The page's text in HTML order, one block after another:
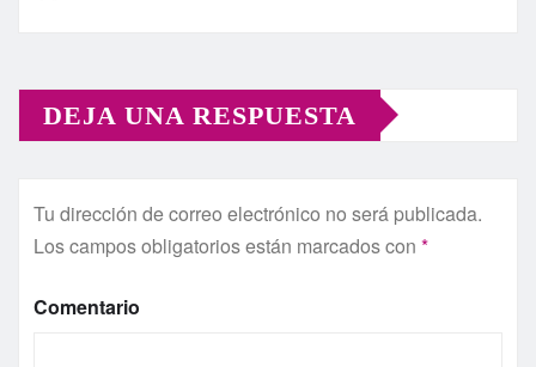
DEJA UNA RESPUESTA
Tu dirección de correo electrónico no será publicada.
Los campos obligatorios están marcados con *
Comentario